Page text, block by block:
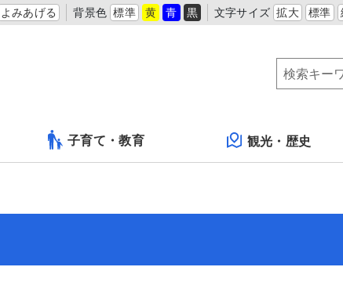
よみあげる 背景色 標準 黄 青 黒 文字サイズ 拡大 標準
子育て・教育 観光・歴史